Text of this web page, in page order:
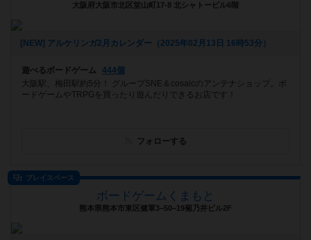
大阪府大阪市北区堂山町17-8 北シャトービル6階
[NEW] アルケリンガ2月カレンダー（2025年02月13日 16時53分）
遊べるボードゲーム
444個
大阪駅、梅田駅約5分！ グループSNE＆cosaicのアンテナショップ。ボ
ードゲームやTRPGを買ったり遊んだりできるお店です！
フォローする
プレイスペース
ボードゲームくまもと
熊本県熊本市東区健軍3−50−19菊乃井ビル2F